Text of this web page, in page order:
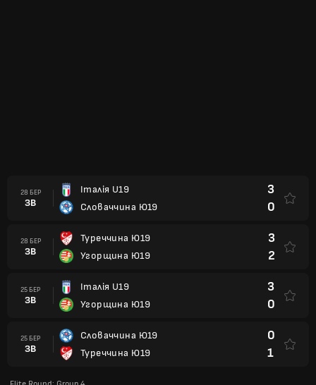
28 БЕР
ЗВ
Італія U19
Словаччина Ю19
3
0
28 БЕР
ЗВ
Туреччина Ю19
Угорщина Ю19
3
2
25 БЕР
ЗВ
Італія U19
Угорщина Ю19
3
0
25 БЕР
ЗВ
Словаччина Ю19
Туреччина Ю19
0
1